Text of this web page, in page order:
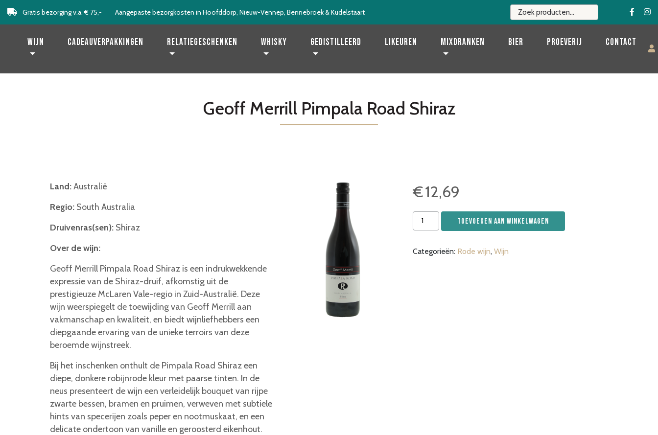
Gratis bezorging v.a. € 75,- Aangepaste bezorgkosten in Hoofddorp, Nieuw-Vennep, Bennebroek & Kudelstaart
Levering binnen 2 werkdagen!
Wijn Cadeauverpakkingen Relatiegeschenken Whisky Gedistilleerd Likeuren Mixdranken Bier Proeverij Contact
Geoff Merrill Pimpala Road Shiraz
€12,69
Geoff
Merrill
Road
Toevoegen aan winkelwagen
Categorieën: Rode wijn, Wijn
Land:Australië
Regio: South Australia
Druivenras(sen): Shiraz
Over de wijn:
Geoff Merrill Pimpala Road Shiraz is een indrukwekkende
expressie van de Shiraz-druif, afkomstig uit de
prestigieuze McLaren Vale-regio in Zuid-Australië. Deze
wijn weerspiegelt de toewijding van Geoff Merrill aan
vakmanschap en kwaliteit, en biedt wijnliefhebbers een
diepgaande ervaring van de unieke terroirs van deze
beroemde wijnstreek.
Bij het inschenken onthult de Pimpala Road Shiraz een
diepe, donkere robijnrode kleur met paarse tinten. In de
neus presenteert de wijn een verleidelijk bouquet van rijpe
zwarte bessen, bramen en pruimen, verweven met subtiele
hints van specerijen zoals peper en nootmuskaat, en een
delicate ondertoon van vanille en geroosterd eikenhout.